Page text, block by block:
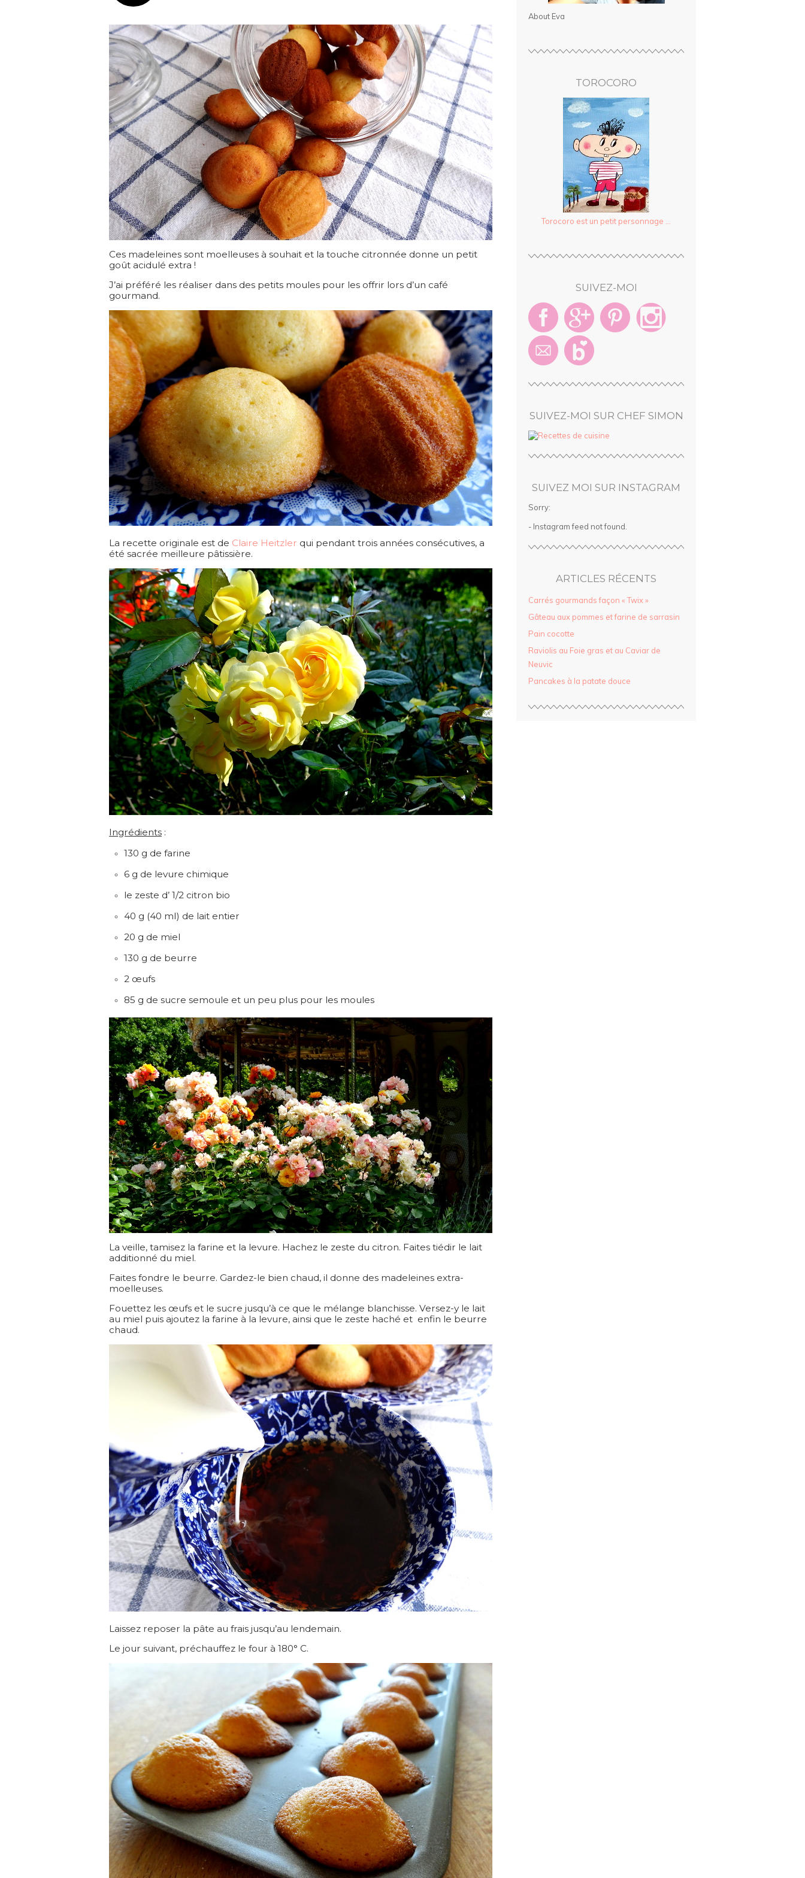
Ces madeleines sont moelleuses à souhait et la touche citronnée donne un petit
goût acidulé extra !
J’ai préféré les réaliser dans des petits moules pour les offrir lors d’un café
gourmand.
La recette originale est de Claire Heitzler qui pendant trois années consécutives, a
été sacrée meilleure pâtissière.
Ingrédients :
130 g de farine
6 g de levure chimique
le zeste d’ 1/2 citron bio
40 g (40 ml) de lait entier
20 g de miel
130 g de beurre
2 œufs
85 g de sucre semoule et un peu plus pour les moules
La veille, tamisez la farine et la levure. Hachez le zeste du citron. Faites tiédir le lait
additionné du miel.
Faites fondre le beurre. Gardez-le bien chaud, il donne des madeleines extra-
moelleuses.
Fouettez les œufs et le sucre jusqu’à ce que le mélange blanchisse. Versez-y le lait
au miel puis ajoutez la farine à la levure, ainsi que le zeste haché et enfin le beurre
chaud.
Laissez reposer la pâte au frais jusqu’au lendemain.
Le jour suivant, préchauffez le four à 180° C.
About Eva
TOROCORO
Torocoro est un petit personnage ...
SUIVEZ-MOI
SUIVEZ-MOI SUR CHEF SIMON
SUIVEZ MOI SUR INSTAGRAM
Sorry:
- Instagram feed not found.
ARTICLES RÉCENTS
Carrés gourmands façon « Twix »
Gâteau aux pommes et farine de sarrasin
Pain cocotte
Raviolis au Foie gras et au Caviar de
Neuvic
Pancakes à la patate douce